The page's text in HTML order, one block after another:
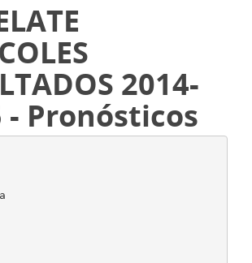
2014-
- Pronósticos